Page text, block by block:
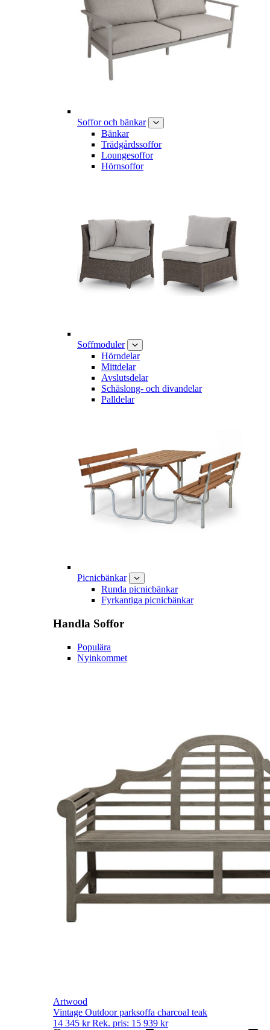
Soffor och bänkar
Bänkar
Trädgårdssoffor
Loungesoffor
Hörnsoffor
Soffmoduler
Hörndelar
Mittdelar
Avslutsdelar
Schäslong- och divandelar
Palldelar
Picnicbänkar
Runda picnicbänkar
Fyrkantiga picnicbänkar
Handla Soffor
Populära
Nyinkommet
Artwood
Vintage Outdoor parksoffa charcoal teak
14 345 kr Rek. pris: 15 939 kr